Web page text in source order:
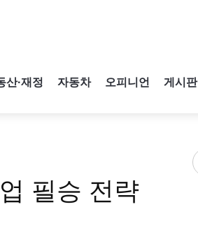
산·재정 자동차 오피니언 게시판
필승 전략